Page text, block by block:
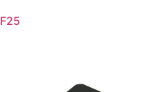
F25